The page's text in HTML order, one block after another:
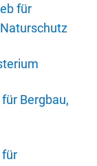
für
Bergbau,
für